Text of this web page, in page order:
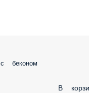
беконом
В